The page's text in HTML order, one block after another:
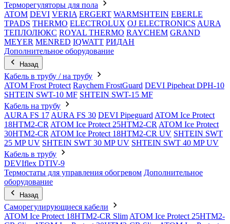
Терморегуляторы для пола
ATOM DEVI VERIA ERGERT WARMSHTEIN EBERLE
TPADS THERMO ELECTROLUX OJ ELECTRONICS AURA
ТЕПЛОЛЮКС ROYAL THERMO RAYCHEM GRAND
MEYER MENRED IQWATT РИДАН
Дополнительное оборудование
Назад
Кабель в трубу / на трубу
ATOM Frost Protect Raychem FrostGuard DEVI Pipeheat DPH-10
SHTEIN SWT-10 MF SHTEIN SWT-15 MF
Кабель на трубу
AURA FS 17 AURA FS 30 DEVI Pipeguard ATOM Ice Protect
18HTM2-CR ATOM Ice Protect 25HTM2-CR ATOM Ice Protect
30HTM2-CR ATOM Ice Protect 18HTM2-CR UV SHTEIN SWT
25 MP UV SHTEIN SWT 30 MP UV SHTEIN SWT 40 MP UV
Кабель в трубу
DEVIflex DTIV-9
Термостаты для управления обогревом Дополнительное
оборудование
Назад
Саморегулирующиеся кабели
ATOM Ice Protect 18HTM2-CR Slim ATOM Ice Protect 25HTM2-